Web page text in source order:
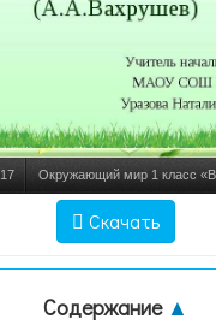
17 Окружающий мир 1 класс
мир вокруг» (А.А.Вахрушев)
№1
Скачать
Содержание ▲